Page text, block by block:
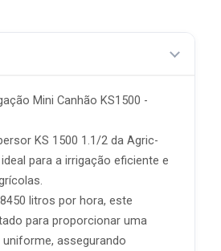
Mini Canhão KS1500 -
KS 1500 1.1/2 da Agric-
para a irrigação eficiente e
litros por hora, este
para proporcionar uma
assegurando